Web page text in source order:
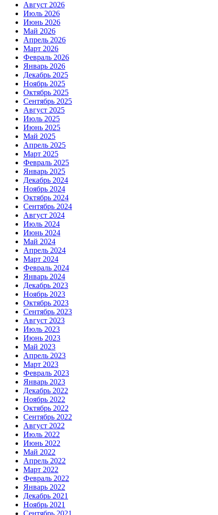
Август 2026
Июль 2026
Июнь 2026
Май 2026
Апрель 2026
Март 2026
Февраль 2026
Январь 2026
Декабрь 2025
Ноябрь 2025
Октябрь 2025
Сентябрь 2025
Август 2025
Июль 2025
Июнь 2025
Май 2025
Апрель 2025
Март 2025
Февраль 2025
Январь 2025
Декабрь 2024
Ноябрь 2024
Октябрь 2024
Сентябрь 2024
Август 2024
Июль 2024
Июнь 2024
Май 2024
Апрель 2024
Март 2024
Февраль 2024
Январь 2024
Декабрь 2023
Ноябрь 2023
Октябрь 2023
Сентябрь 2023
Август 2023
Июль 2023
Июнь 2023
Май 2023
Апрель 2023
Март 2023
Февраль 2023
Январь 2023
Декабрь 2022
Ноябрь 2022
Октябрь 2022
Сентябрь 2022
Август 2022
Июль 2022
Июнь 2022
Май 2022
Апрель 2022
Март 2022
Февраль 2022
Январь 2022
Декабрь 2021
Ноябрь 2021
Сентябрь 2021